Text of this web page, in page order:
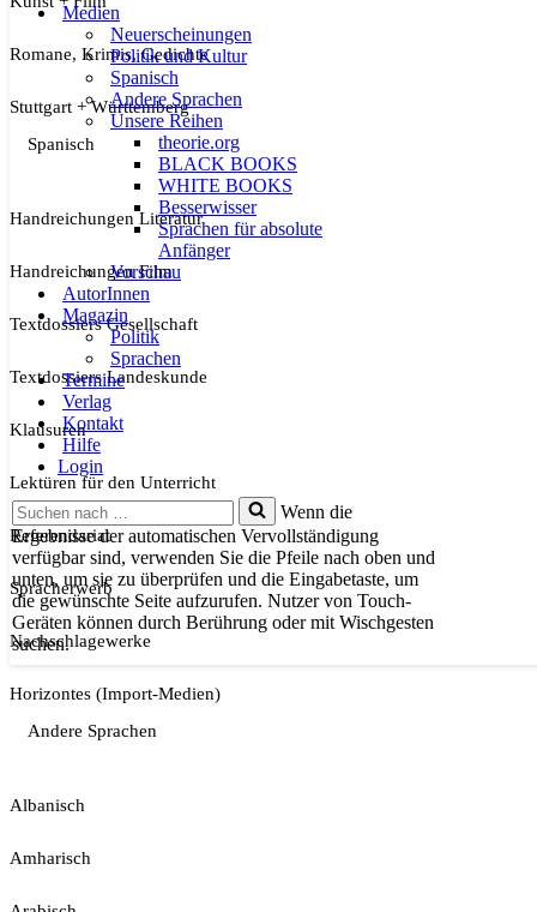
Medien
Neuerscheinungen
Politik und Kultur
Spanisch
Andere Sprachen
Unsere Reihen
theorie.org
BLACK BOOKS
WHITE BOOKS
Besserwisser
Sprachen für absolute
Anfänger
Vorschau
AutorInnen
Magazin
Politik
Sprachen
Termine
Verlag
Kontakt
Hilfe
Login
Suchen
nach …
Wenn die
Ergebnisse der automatischen Vervollständigung
verfügbar sind, verwenden Sie die Pfeile nach oben und
unten, um sie zu überprüfen und die Eingabetaste, um
die gewünschte Seite aufzurufen. Nutzer von Touch-
Geräten können durch Berührung oder mit Wischgesten
suchen.
Romane, Krimis, Gedichte
Stuttgart + Württemberg
Spanisch
Handreichungen Literatur
Handreichungen Film
Textdossiers Gesellschaft
Textdossiers Landeskunde
Klausuren
Lektüren für den Unterricht
Referendariat
Spracherwerb
Nachschlagewerke
Horizontes (Import-Medien)
Andere Sprachen
Albanisch
Amharisch